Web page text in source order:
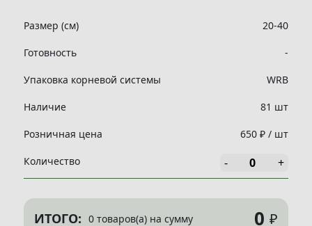
Размер (см) 20-40
Готовность -
Упаковка корневой системы WRB
Наличие 81 шт
Розничная цена 650 ₽ / шт
Количество - +
ИТОГО: 0 товаров(а) на сумму 0 ₽